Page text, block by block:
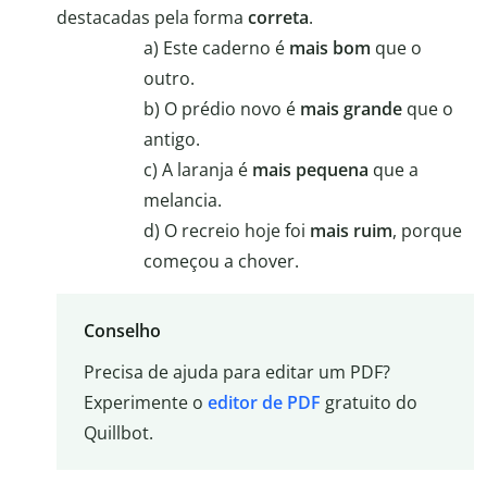
destacadas pela forma correta.
a) Este caderno é mais bom que o
outro.
b) O prédio novo é mais grande que o
antigo.
c) A laranja é mais pequena que a
melancia.
d) O recreio hoje foi mais ruim, porque
começou a chover.
Conselho
Precisa de ajuda para editar um PDF?
Experimente o editor de PDF gratuito do
Quillbot.